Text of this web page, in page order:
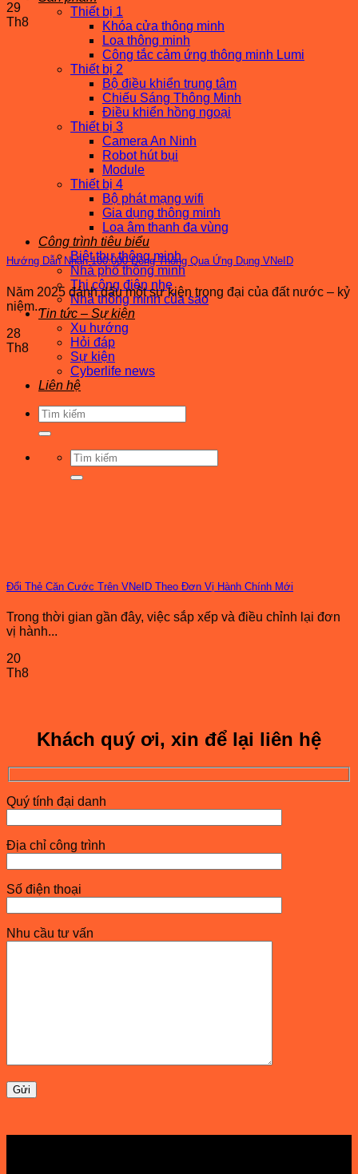
Thiết bị 1
Khóa cửa thông minh
Loa thông minh
Công tắc cảm ứng thông minh Lumi
Thiết bị 2
Bộ điều khiển trung tâm
Chiếu Sáng Thông Minh
Điều khiển hồng ngoại
Thiết bị 3
Camera An Ninh
Robot hút bụi
Module
Thiết bị 4
Bộ phát mạng wifi
Gia dụng thông minh
Loa âm thanh đa vùng
Công trình tiêu biểu
Biệt thự thông minh
Nhà phố thông minh
Thi công điện nhẹ
Nhà thông minh của sao
Tin tức – Sự kiện
Xu hướng
Hỏi đáp
Sự kiện
Cyberlife news
Liên hệ
Tìm
kiếm:
Tìm
kiếm:
29
Th8
Hướng Dẫn Nhận 100.000 Đồng Thông Qua Ứng Dụng VNeID
Năm 2025 đánh dấu một sự kiện trọng đại của đất nước – kỷ
niệm...
28
Th8
Đổi Thẻ Căn Cước Trên VNeID Theo Đơn Vị Hành Chính Mới
Trong thời gian gần đây, việc sắp xếp và điều chỉnh lại đơn
vị hành...
20
Th8
Khách quý ơi, xin để lại liên hệ
Quý tính đại danh
Địa chỉ công trình
Số điện thoại
Nhu cầu tư vấn